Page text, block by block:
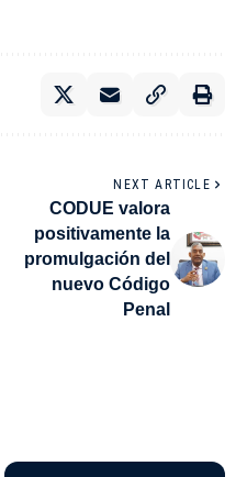
NEXT ARTICLE
CODUE valora
positivamente la
promulgación del
nuevo Código
Penal